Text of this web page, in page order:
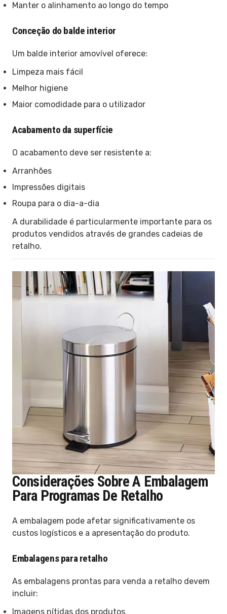
Manter o alinhamento ao longo do tempo
Conceção do balde interior
Um balde interior amovível oferece:
Limpeza mais fácil
Melhor higiene
Maior comodidade para o utilizador
Acabamento da superfície
O acabamento deve ser resistente a:
Arranhões
Impressões digitais
Roupa para o dia-a-dia
A durabilidade é particularmente importante para os
produtos vendidos através de grandes cadeias de
retalho.
Considerações Sobre A Embalagem
Para Programas De Retalho
A embalagem pode afetar significativamente os
custos logísticos e a apresentação do produto.
Embalagens para retalho
As embalagens prontas para venda a retalho devem
incluir:
Imagens nítidas dos produtos